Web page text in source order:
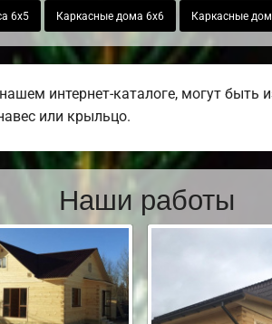
6х5 Каркасные дома 6х6 Каркасные
интернет-каталоге, могут
или крыльцо.
Наши работы